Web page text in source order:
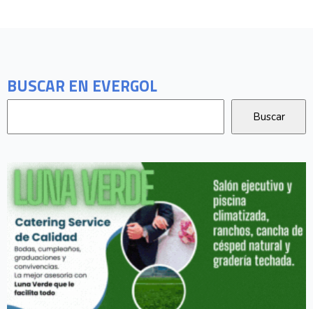
BUSCAR EN EVERGOL